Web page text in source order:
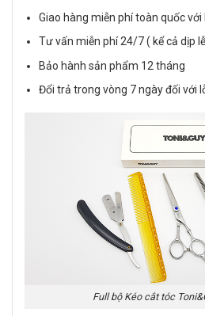
Giao hàng miễn phí toàn quốc
Tư vấn miễn phí 24/7 ( kể cả dịp
Bảo hành sản phẩm 12 tháng
Đổi trả trong vòng 7 ngày đối với
Full bộ Kéo cắt tóc